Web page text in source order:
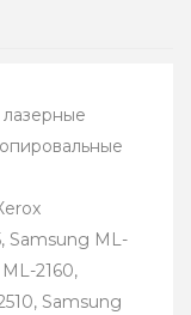
Samsung ML-
2160,
Samsung